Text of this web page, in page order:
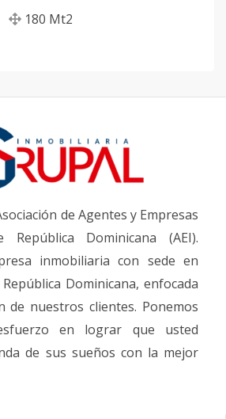
180 Mt2
de Agentes y Empresas
República Dominicana (AEI).
inmobiliaria con sede en
Dominicana, enfocada
de nuestros clientes. Ponemos
en lograr que usted
de sus sueños con la mejor